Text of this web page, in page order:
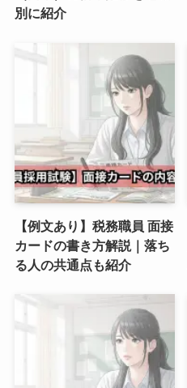
別に紹介
【例文あり】税務職員 面接
カードの書き方解説｜落ち
る人の共通点も紹介